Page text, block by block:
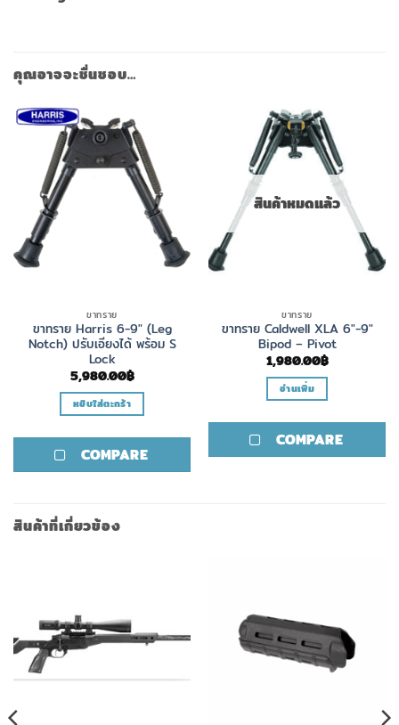
คุณอาจจะชื่นชอบ…
ขาทราย
ขาทราย Harris 6-9″ (Leg
Notch) ปรับเอียงได้ พร้อม S
Lock
5,980.00฿
หยิบใส่ตะกร้า
COMPARE
สินค้าหมดแล้ว
ขาทราย
ขาทราย Caldwell XLA 6″-9″
Bipod – Pivot
1,980.00฿
อ่านเพิ่ม
COMPARE
สินค้าที่เกี่ยวข้อง